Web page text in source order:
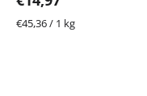
Jednotková
€45,36 / 1 kg